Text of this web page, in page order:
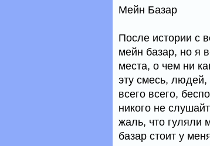
Мейн Базар
После истории с
мейн базар, но я
места, о чем ни
эту смесь,
всего всего,
никого не
жаль, что гуляли
базар стоит у